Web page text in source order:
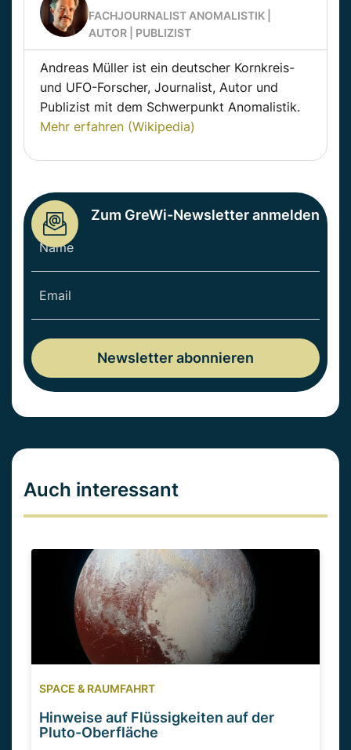
FACHJOURNALIST ANOMALISTIK |
AUTOR | PUBLIZIST
Andreas Müller ist ein deutscher Kornkreis-
und UFO-Forscher, Journalist, Autor und
Publizist mit dem Schwerpunkt Anomalistik.
Mehr erfahren (Wikipedia)
Zum GreWi-Newsletter anmelden
Auch interessant
SPACE & RAUMFAHRT
Hinweise auf Flüssigkeiten auf der
Pluto-Oberfläche